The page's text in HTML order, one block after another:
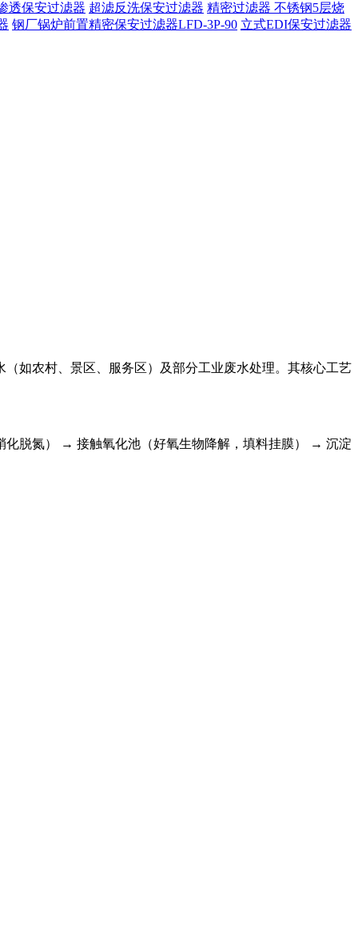
透保安过滤器 超滤反洗保安过滤器 精密过滤器 不锈钢5层烧
钢厂锅炉前置精密保安过滤器LFD-3P-90 立式EDI保安过滤器
如农村、景区、服务区）及部分工业废水处理。其核心工艺
脱氮） → ‌接触氧化池‌（好氧生物降解，填料挂膜） → ‌沉淀